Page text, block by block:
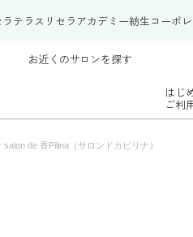
テラス リセラアカデミー紡生コーポ
お近くのサロンを探す
はじ
ご利
salon de 香Pilina（サロンドカピリナ）